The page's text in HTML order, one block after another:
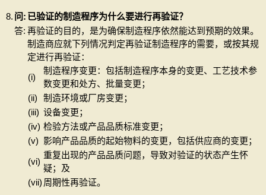
8. 问: 已验证的制造程序为什么要进行再验证？
答: 再验证的目的，是为确保制造程序依然能达到预期的效果。
制造商应就下列情况判定再验证制造程序的需要，或按其规
定进行再验证：
(i)
制造程序变更：包括制造程序本身的变更、工艺技术参
数变更和处方、批量变更；
(ii)
制造环境或厂房变更；
(iii) 设备变更；
(iv) 检验方法或产品品质标准变更；
(v) 影响产品品质的起始物料的变更，包括供应商的变更；
(vi)
重复出现的产品品质问题，导致对验证的状态产生怀
疑；及
(vii) 周期性再验证。